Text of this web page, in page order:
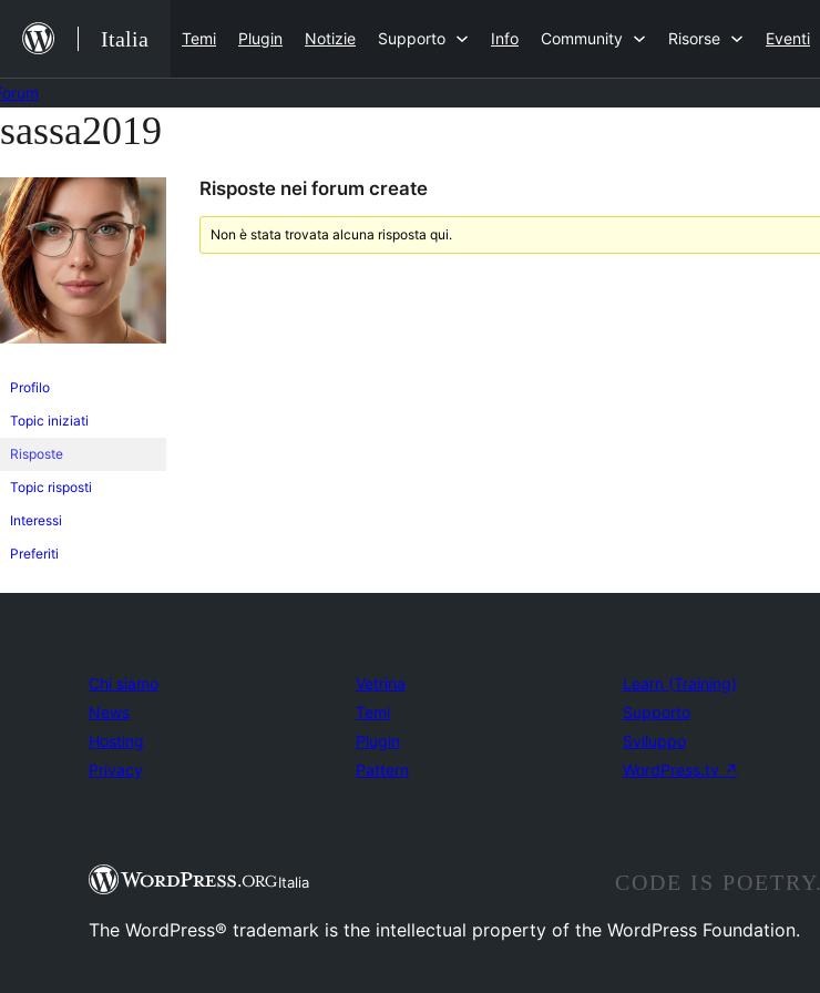
contenuto
Italia Temi Plugin Notizie Supporto Info Community Risorse Eventi
Vai
contenuto
sassa2019
Profilo
Topic iniziati
Risposte
Topic risposti
Interessi
Preferiti
Risposte nei forum create
Non è stata trovata alcuna risposta qui.
Chi siamo
News
Hosting
Privacy
Vetrina
Temi
Plugin
Pattern
Learn (Training)
Supporto
Sviluppo
WordPress.tv ↗
Italia CODE IS POETRY.
The WordPress® trademark is the intellectual property of the WordPress Foundation.